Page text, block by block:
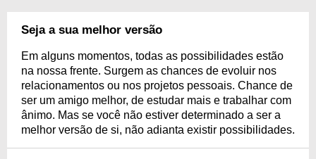
Seja a sua melhor versão
Em alguns momentos, todas as possibilidades estão
na nossa frente. Surgem as chances de evoluir nos
relacionamentos ou nos projetos pessoais. Chance de
ser um amigo melhor, de estudar mais e trabalhar com
ânimo. Mas se você não estiver determinado a ser a
melhor versão de si, não adianta existir possibilidades.